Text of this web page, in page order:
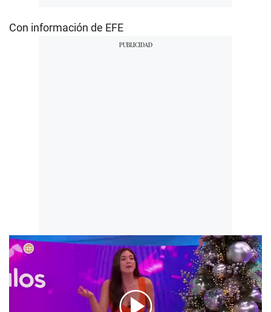
Con información de EFE